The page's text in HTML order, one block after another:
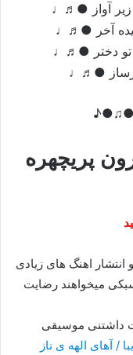
آواز ●♬♩
آخر ●♬♩
تو دختر ●♬♩
●♬♩
پریچهره
اهنگ های زیادی
میخواهند رضایت
داشتنی موسیقی
/ آهای الهه ی ناز